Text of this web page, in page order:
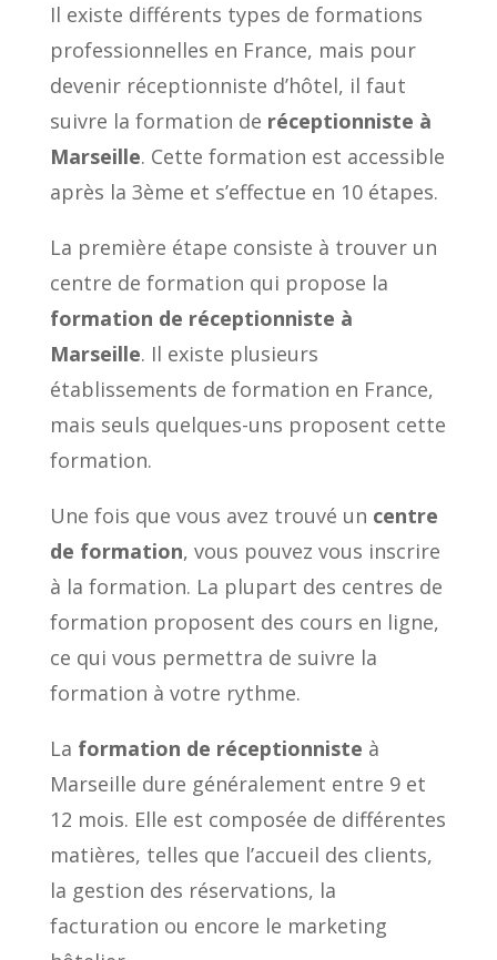
Il existe différents types de formations
professionnelles en France, mais pour
devenir réceptionniste d’hôtel, il faut
suivre la formation de réceptionniste à
Marseille. Cette formation est accessible
après la 3ème et s’effectue en 10 étapes.
La première étape consiste à trouver un
centre de formation qui propose la
formation de réceptionniste à
Marseille. Il existe plusieurs
établissements de formation en France,
mais seuls quelques-uns proposent cette
formation.
Une fois que vous avez trouvé un centre
de formation, vous pouvez vous inscrire
à la formation. La plupart des centres de
formation proposent des cours en ligne,
ce qui vous permettra de suivre la
formation à votre rythme.
La formation de réceptionniste à
Marseille dure généralement entre 9 et
12 mois. Elle est composée de différentes
matières, telles que l’accueil des clients,
la gestion des réservations, la
facturation ou encore le marketing